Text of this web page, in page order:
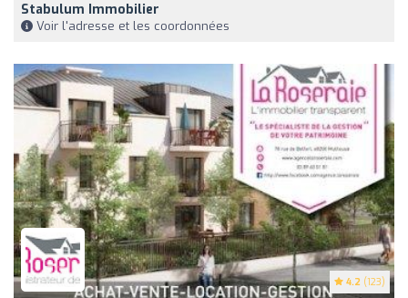
Stabulum Immobilier
Voir l'adresse et les coordonnées
4.2 (123)